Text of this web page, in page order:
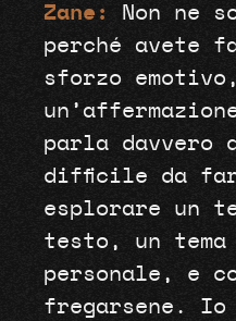
Zane:
Non ne
perché avete
sforzo
parla
difficile da
esplorare un
testo, un tema
personale, e
fregarsene.